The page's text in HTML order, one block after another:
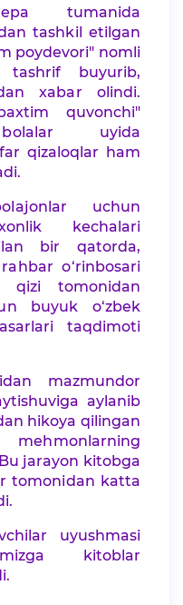
tumanida
tashkil etilgan
poydevori" nomli
tashrif buyurib,
xabar olindi.
quvonchi"
uyida
qizaloqlar ham
uchun
kechalari
bir qatorda,
o‘rinbosari
qizi tomonidan
buyuk o‘zbek
taqdimoti
mazmundor
aylanib
hikoya qilingan
jarayon kitobga
tomonidan katta
uyushmasi
kitoblar